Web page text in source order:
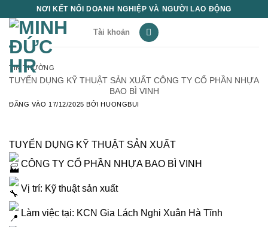
qua
dung
NƠI KẾT NỐI DOANH NGHIỆP VÀ NGƯỜI LAO ĐỘNG
Tài khoản
TIN THƯỜNG
TUYỂN DỤNG KỸ THUẬT SẢN XUẤT CÔNG TY CỔ PHẦN NHỰA
BAO BÌ VINH
ĐĂNG VÀO 17/12/2025 BỞIHUONGBUI
TUYỂN DỤNG KỸ THUẬT SẢN XUẤT
CÔNG TY CỔ PHẦN NHỰA BAO BÌ VINH
Vị trí: Kỹ thuật sản xuất
Làm việc tại: KCN Gia Lách Nghi Xuân Hà Tĩnh